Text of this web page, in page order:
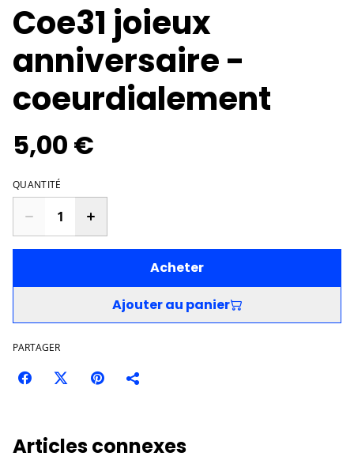
Coe31 joieux
anniversaire -
coeurdialement
5,00 €
QUANTITÉ
Acheter
Ajouter au panier
PARTAGER
Articles connexes